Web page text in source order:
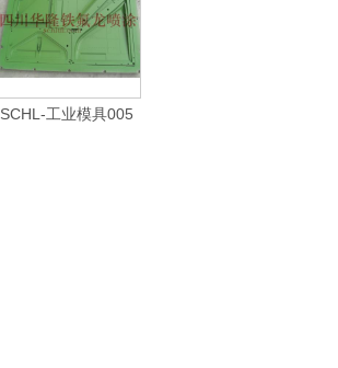
SCHL-工业模具005